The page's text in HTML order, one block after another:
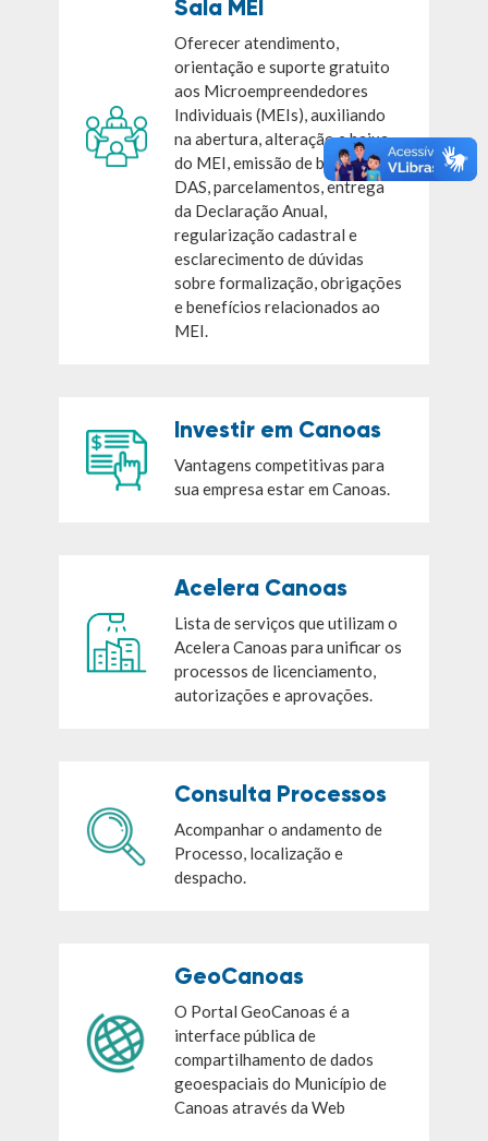
Sala MEI
Oferecer atendimento,
orientação e suporte gratuito
aos Microempreendedores
Individuais (MEIs), auxiliando
na abertura, alteração e baixa
do MEI, emissão de boletos
DAS, parcelamentos, entrega
da Declaração Anual,
regularização cadastral e
esclarecimento de dúvidas
sobre formalização, obrigações
e benefícios relacionados ao
MEI.
Investir em Canoas
Vantagens competitivas para
sua empresa estar em Canoas.
Acelera Canoas
Lista de serviços que utilizam o
Acelera Canoas para unificar os
processos de licenciamento,
autorizações e aprovações.
Consulta Processos
Acompanhar o andamento de
Processo, localização e
despacho.
GeoCanoas
O Portal GeoCanoas é a
interface pública de
compartilhamento de dados
geoespaciais do Município de
Canoas através da Web